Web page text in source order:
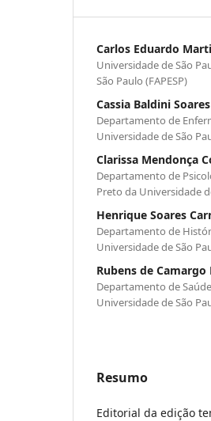
Carlos Eduardo
Universidade de São
São Paulo (FAPESP)
Cassia Baldini Soares
Departamento de
Universidade de São
Clarissa Mendonça
Departamento de
Preto da Universidade
Henrique Soares
Departamento de
Universidade de São
Rubens de
Departamento de
Universidade de São
Resumo
Editorial da edição